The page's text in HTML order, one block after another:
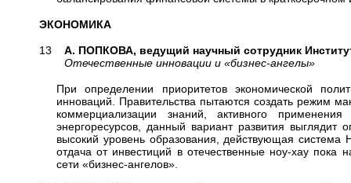
ЭКОНОМИКА
13 А. ПОПКОВА, ведущий научный сотрудник
Отечественные инновации и «бизнес-ангелы»
При определении приоритетов экономической
инноваций. Правительства пытаются создать режим
коммерциализации знаний, активного
энергоресурсов, данный вариант развития
высокий уровень образования, действующая
отдача от инвестиций в отечественные ноу-хау
сети «бизнес-ангелов».